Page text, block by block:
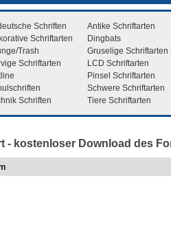
Schriften
Antike Schriftarten
Schriftarten
Dingbats
Trash
Gruselige Schriftarten
Schriftarten
LCD Schriftarten
Pinsel Schriftarten
Schwere Schriftarten
Schriften Tiere Schriftarten
- kostenloser Download des